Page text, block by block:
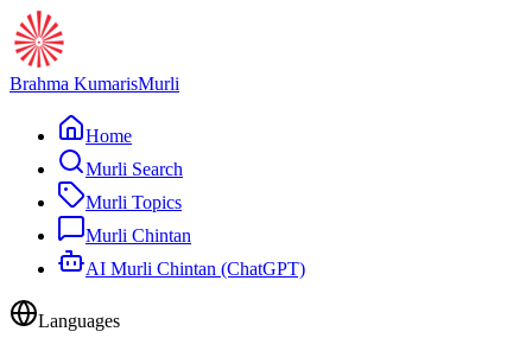
Brahma KumarisMurli
Home
Murli Search
Murli Topics
Murli Chintan
AI Murli Chintan (ChatGPT)
Languages